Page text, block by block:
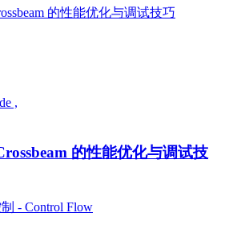
,
的性能优化与调试技